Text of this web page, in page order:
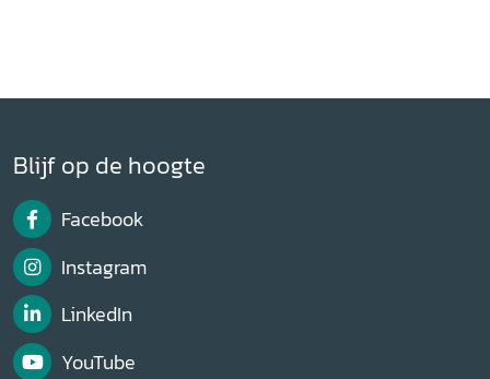
Blijf op de hoogte
Facebook
Instagram
LinkedIn
YouTube